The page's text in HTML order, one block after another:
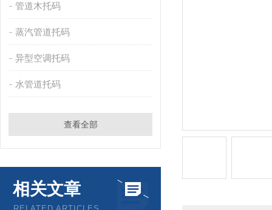
管道木托码
蒸汽管道托码
异型空调托码
水管道托码
查看全部
相关文章